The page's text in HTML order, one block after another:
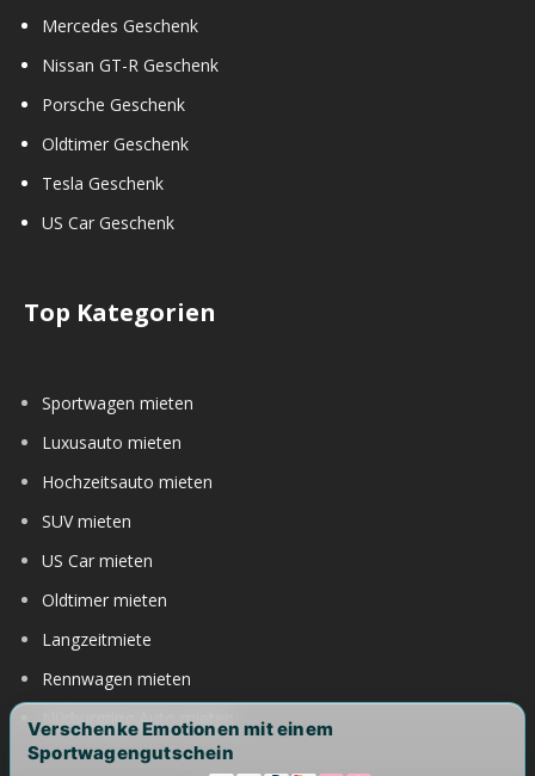
Mercedes Geschenk
Nissan GT-R Geschenk
Porsche Geschenk
Oldtimer Geschenk
Tesla Geschenk
US Car Geschenk
Top Kategorien
Sportwagen mieten
Luxusauto mieten
Hochzeitsauto mieten
SUV mieten
US Car mieten
Oldtimer mieten
Langzeitmiete
Rennwagen mieten
Nürburgring Auto mieten
Verschenke Emotionen mit einem
Sportwagengutschein